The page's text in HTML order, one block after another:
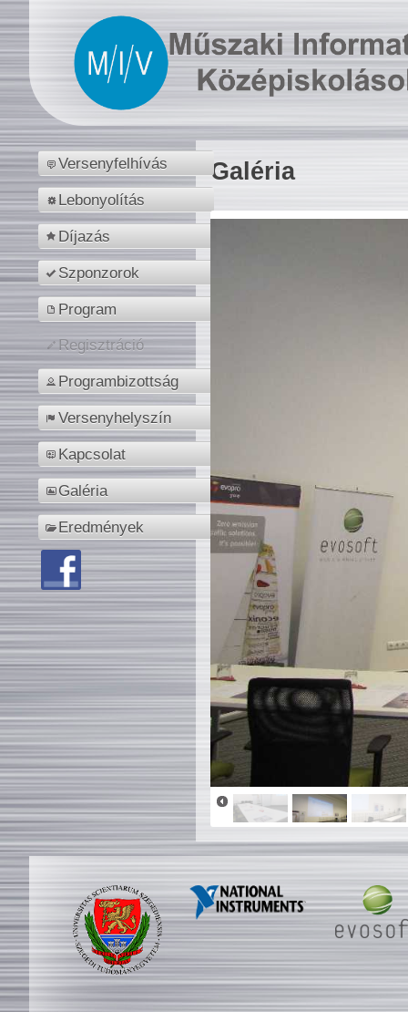
Versenyfelhívás
Lebonyolítás
Díjazás
Szponzorok
Program
Regisztráció
Programbizottság
Versenyhelyszín
Kapcsolat
Galéria
Eredmények
Galéria